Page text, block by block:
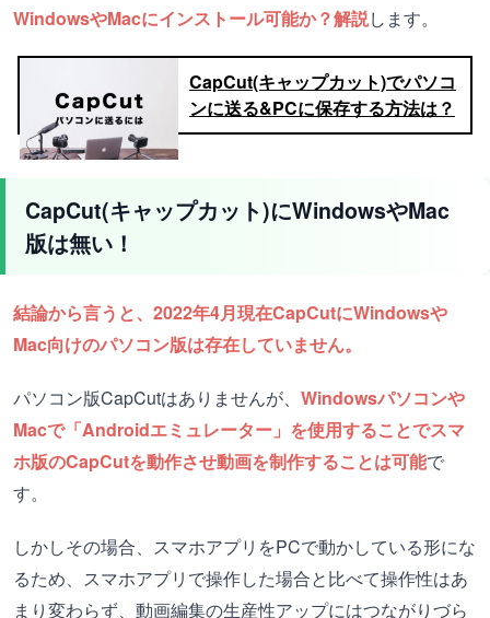
WindowsやMacにインストール可能か？解説します。
CapCut(キャップカット)でパソコ
ンに送る&PCに保存する方法は？
CapCut(キャップカット)にWindowsやMac
版は無い！
結論から言うと、2022年4月現在CapCutにWindowsや
Mac向けのパソコン版は存在していません。
パソコン版CapCutはありませんが、 Windowsパソコンや
Macで「Androidエミュレーター」を使用することでスマ
ホ版のCapCutを動作させ動画を制作することは可能で
す。
しかしその場合、スマホアプリをPCで動かしている形にな
るため、スマホアプリで操作した場合と比べて操作性はあ
まり変わらず、動画編集の生産性アップにはつながりづら